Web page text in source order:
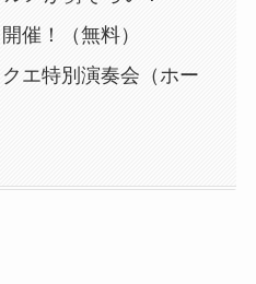
催！（無料）
エ特別演奏会（ホー